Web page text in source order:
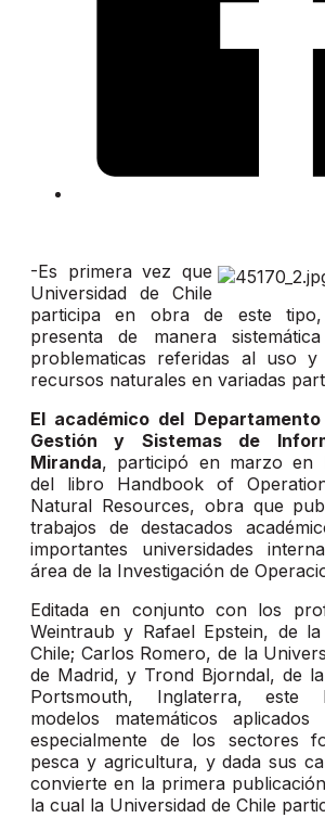
-Es primera vez que
Universidad de Chile
participa en obra de este
presenta de manera
problematicas referidas al uso y
recursos naturales en variadas
El académico del
Gestión y Sistemas de
Miranda, participó en marzo en
del libro Handbook of
Natural Resources, obra que
trabajos de destacados
importantes universidades
área de la Investigación de
Editada en conjunto con los
Weintraub y Rafael Epstein, de
Chile; Carlos Romero, de la
de Madrid, y Trond Bjorndal, de
Portsmouth, Inglaterra, este
modelos matemáticos
especialmente de los sectores
pesca y agricultura, y dada sus
convierte en la primera
la cual la Universidad de Chile